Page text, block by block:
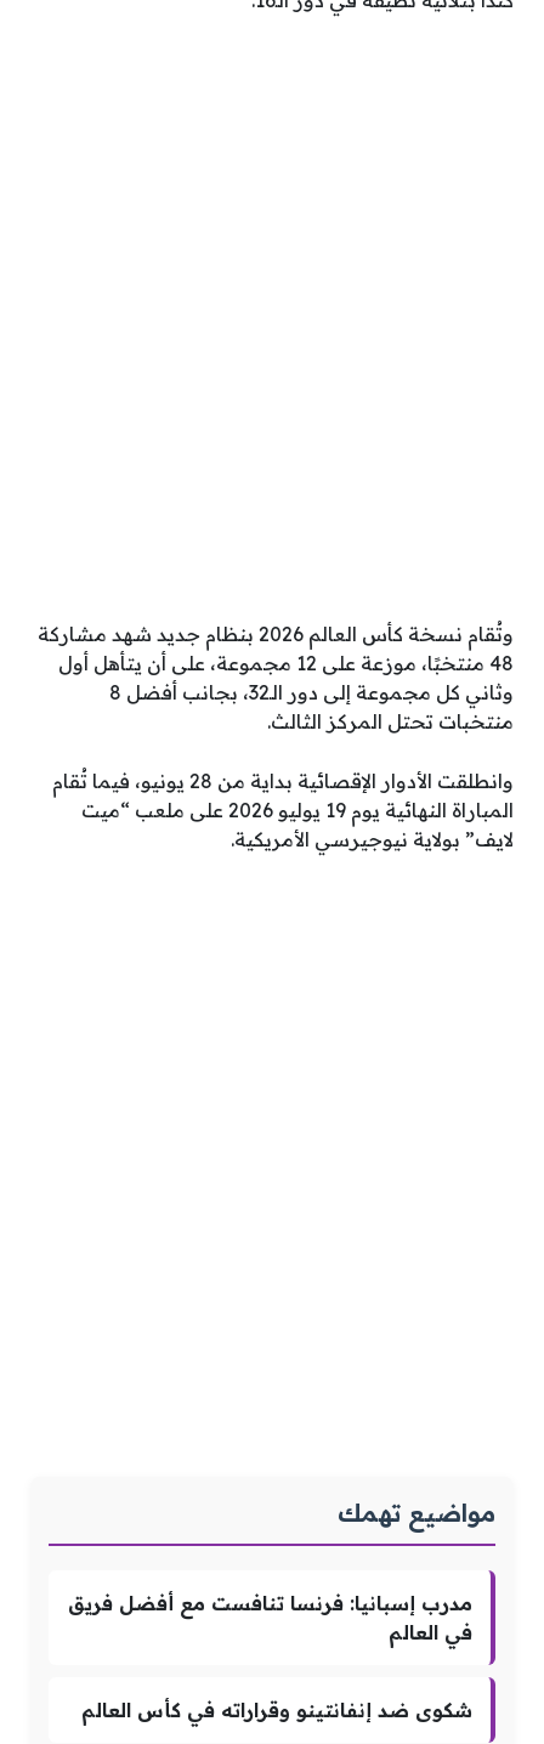
وتُقام نسخة كأس العالم 2026 بنظام جديد شهد مشاركة
48 منتخبًا، موزعة على 12 مجموعة، على أن يتأهل أول
وثاني كل مجموعة إلى دور الـ32، بجانب أفضل 8
منتخبات تحتل المركز الثالث.
وانطلقت الأدوار الإقصائية بداية من 28 يونيو، فيما تُقام
المباراة النهائية يوم 19 يوليو 2026 على ملعب “ميت
لايف” بولاية نيوجيرسي الأمريكية.
مواضيع تهمك
مدرب إسبانيا: فرنسا تنافست مع أفضل فريق
في العالم
شكوى ضد إنفانتينو وقراراته في كأس العالم